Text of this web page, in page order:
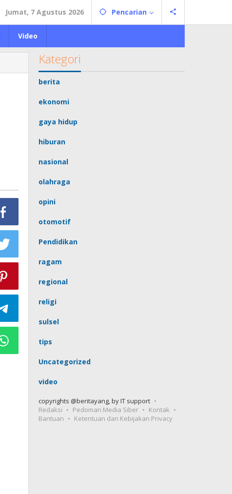
Jumat, 7 Agustus 2026 Pencarian
Video
Kategori
berita
ekonomi
gaya hidup
hiburan
nasional
olahraga
opini
otomotif
Pendidikan
ragam
regional
religi
sulsel
tips
Uncategorized
video
copyrights @beritayang, by IT support
Redaksi
Pedoman Media Siber
Kontak
Bantuan
Ketentuan dan Kebijakan Privacy